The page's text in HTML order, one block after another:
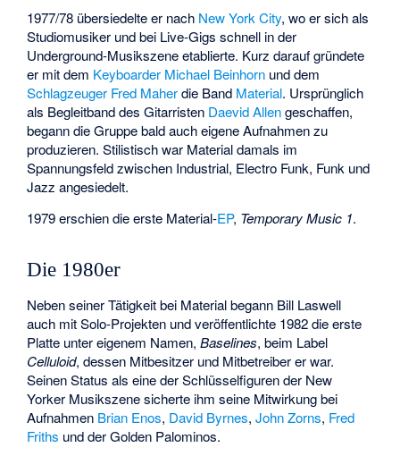
1977/78 übersiedelte er nach New York City, wo er sich als
Studiomusiker und bei Live-Gigs schnell in der
Underground-Musikszene etablierte. Kurz darauf gründete
er mit dem Keyboarder Michael Beinhorn und dem
Schlagzeuger Fred Maherdie Band Material. Ursprünglich
als Begleitband des Gitarristen Daevid Allengeschaffen,
begann die Gruppe bald auch eigene Aufnahmen zu
produzieren. Stilistisch war Material damals im
Spannungsfeld zwischen Industrial, Electro Funk, Funk und
Jazz angesiedelt.
1979 erschien die erste Material-EP, Temporary Music 1.
Die 1980er
Neben seiner Tätigkeit bei Material begann Bill Laswell
auch mit Solo-Projekten und veröffentlichte 1982 die erste
Platte unter eigenem Namen,Baselines, beim Label
Celluloid, dessen Mitbesitzer und Mitbetreiber er war.
Seinen Status als eine der Schlüsselfiguren der New
Yorker Musikszene sicherte ihm seine Mitwirkung bei
Aufnahmen Brian Enos, David Byrnes,John Zorns, Fred
Friths und derGolden Palominos.